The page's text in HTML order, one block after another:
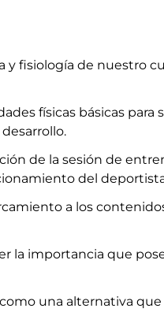
y fisiología de nuestro
físicas básicas
de la sesión de
del
a los
la importancia que
una alternativa